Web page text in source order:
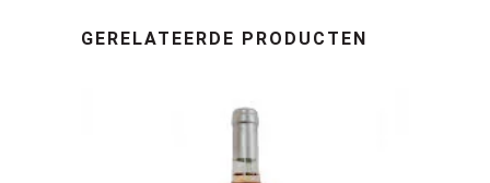
GERELATEERDE PRODUCTEN